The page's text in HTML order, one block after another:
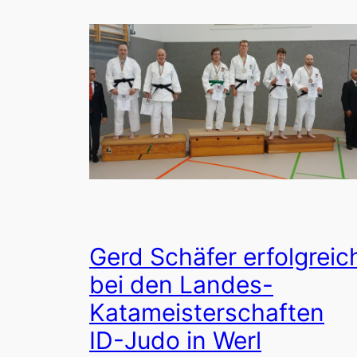
Gerd Schäfer
bei den Landes-
Katameisterschaften
ID-Judo in Werl